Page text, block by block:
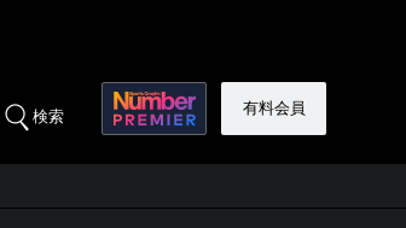
検索 有料会員